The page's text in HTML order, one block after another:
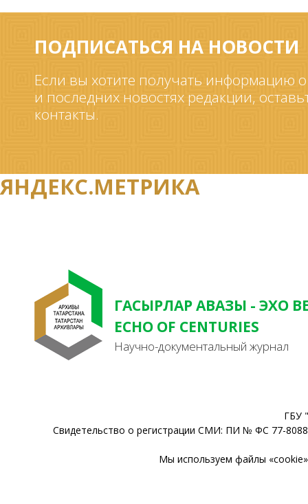
ПОДПИСАТЬСЯ НА НОВОСТИ
Если вы хотите получать информацию
и последних новостях редакции,
контакты.
ЯНДЕКС.МЕТРИКА
ГАСЫРЛАР АВАЗЫ - ЭХО
ECHO OF CENTURIES
Научно-документальный журнал
ГБУ
Свидетельство о регистрации СМИ: ПИ № ФС 77-
Мы используем файлы «cookie»